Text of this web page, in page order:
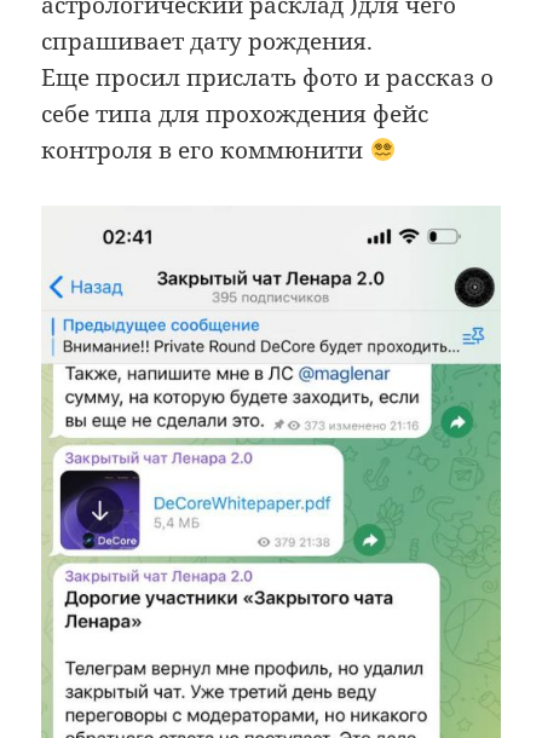
спрашивает дату рождения.
Еще просил прислать фото и рассказ о
себе типа для прохождения фейс
контроля в его коммюнити